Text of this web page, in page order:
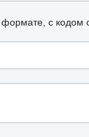
с кодом